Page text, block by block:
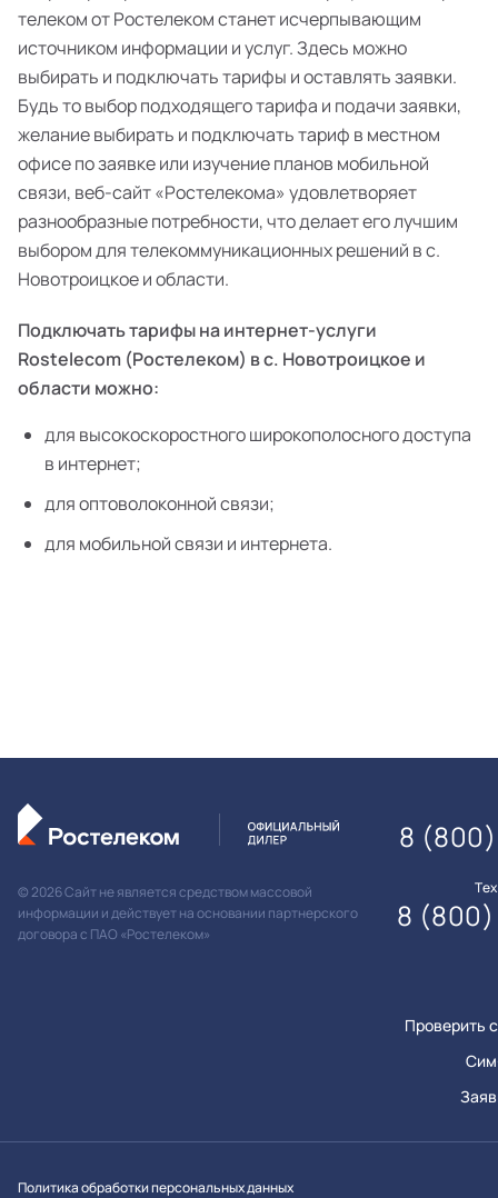
телеком от Ростелеком станет исчерпывающим
источником информации и услуг. Здесь можно
выбирать и подключать тарифы и оставлять заявки.
Будь то выбор подходящего тарифа и подачи заявки,
желание выбирать и подключать тариф в местном
офисе по заявке или изучение планов мобильной
связи, веб-сайт «Ростелекома» удовлетворяет
разнообразные потребности, что делает его лучшим
выбором для телекоммуникационных решений в с.
Новотроицкое и области.
Подключать тарифы на интернет-услуги
Rostelecom (Ростелеком) в с. Новотроицкое и
области можно:
для высокоскоростного широкополосного доступа
в интернет;
для оптоволоконной связи;
для мобильной связи и интернета.
© 2026 Сайт не является средством массовой
информации и действует на основании партнерского
договора с ПАО «Ростелеком»
Проверить
8
8
Политика обработки персональных данных